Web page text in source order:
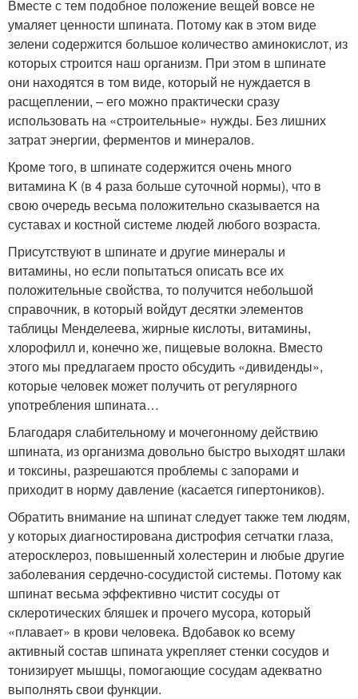
Вместе с тем подобное положение вещей вовсе не
умаляет ценности шпината. Потому как в этом виде
зелени содержится большое количество аминокислот, из
которых строится наш организм. При этом в шпинате
они находятся в том виде, который не нуждается в
расщеплении, – его можно практически сразу
использовать на «строительные» нужды. Без лишних
затрат энергии, ферментов и минералов.
Кроме того, в шпинате содержится очень много
витамина K (в 4 раза больше суточной нормы), что в
свою очередь весьма положительно сказывается на
суставах и костной системе людей любого возраста.
Присутствуют в шпинате и другие минералы и
витамины, но если попытаться описать все их
положительные свойства, то получится небольшой
справочник, в который войдут десятки элементов
таблицы Менделеева, жирные кислоты, витамины,
хлорофилл и, конечно же, пищевые волокна. Вместо
этого мы предлагаем просто обсудить «дивиденды»,
которые человек может получить от регулярного
употребления шпината…
Благодаря слабительному и мочегонному действию
шпината, из организма довольно быстро выходят шлаки
и токсины, разрешаются проблемы с запорами и
приходит в норму давление (касается гипертоников).
Обратить внимание на шпинат следует также тем людям,
у которых диагностирована дистрофия сетчатки глаза,
атеросклероз, повышенный холестерин и любые другие
заболевания сердечно-сосудистой системы. Потому как
шпинат весьма эффективно чистит сосуды от
склеротических бляшек и прочего мусора, который
«плавает» в крови человека. Вдобавок ко всему
активный состав шпината укрепляет стенки сосудов и
тонизирует мышцы, помогающие сосудам адекватно
выполнять свои функции.